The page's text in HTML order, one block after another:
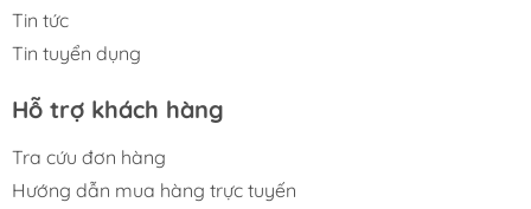
Tin tức
Tin tuyển dụng
Hỗ trợ khách hàng
Tra cứu đơn hàng
Hướng dẫn mua hàng trực tuyến